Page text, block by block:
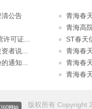
公告
青海春
青海高
可证...
ST春天
者说...
青海春
通知...
青海春
青海春
版权所有 Copyright